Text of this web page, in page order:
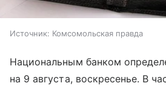
Источник: Комсомольская правда
Национальным банком
на 9 августа, воскресенье. В